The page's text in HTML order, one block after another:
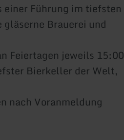
einer Führung im tiefsten
Brauerei und
Feiertagen jeweils 15:00
Bierkeller der Welt,
nach Voranmeldung